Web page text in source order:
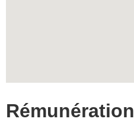
Rémunération